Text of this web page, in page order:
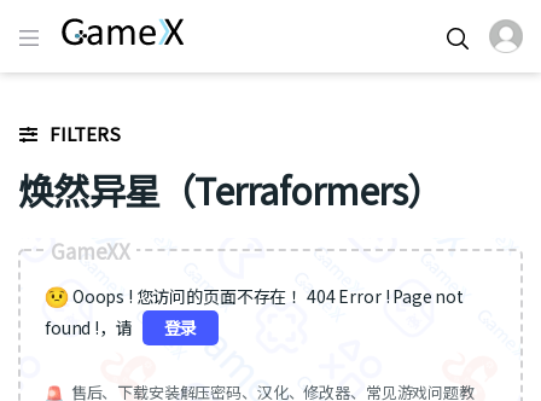
FILTERS
焕然异星（Terraformers）
GameXX
Ooops ! 您访问的页面不存在 ！404 Error ! Page not
found !，请
登录
售后、下载安装解压密码、汉化、修改器、常见游戏问题教